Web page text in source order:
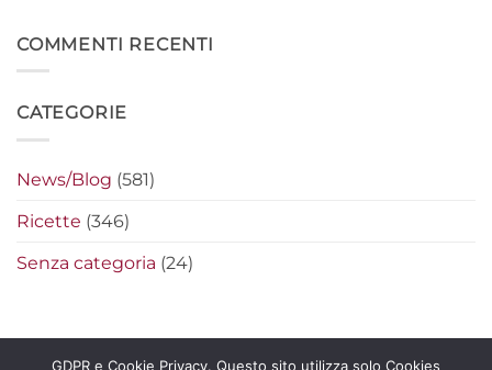
filanti
perfetti
originali
per
leggere
Cena
etnica
e
famiglia
COMMENTI RECENTI
CATEGORIE
News/Blog (581)
Ricette (346)
Senza categoria (24)
GDPR e Cookie Privacy. Questo sito utilizza solo Cookies